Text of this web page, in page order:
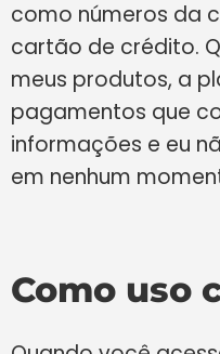
como números da
cartão de crédito.
meus produtos, a
pagamentos que
informações e eu
em nenhum
Como uso